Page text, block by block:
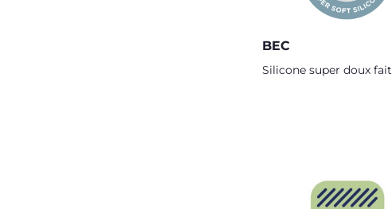
BEC
Silicone super doux fait